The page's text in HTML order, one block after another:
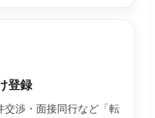
登録
交渉・面接同行など「転